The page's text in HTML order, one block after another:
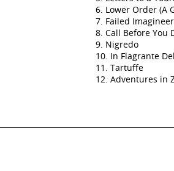
Lower Order (A
Failed Imagineer
Call Before You
Nigredo
In Flagrante
Tartuffe
Adventures in